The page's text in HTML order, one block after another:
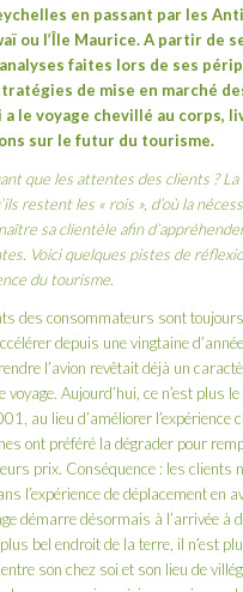
en passant par les
ou l’Île Maurice. A partir de
faites lors de ses
de mise en marché
le voyage chevillé au corps,
sur le futur du tourisme.
que les attentes des clients ? La
restent les « rois », d’où la
sa clientèle afin
Voici quelques pistes de
du tourisme.
des consommateurs sont toujours
depuis une vingtaine
l’avion revêtait déjà un
voyage. Aujourd’hui, ce n’est plus
au lieu d’améliorer l’expérience
ont préféré la dégrader pour
prix. Conséquence : les clients
l’expérience de déplacement en
démarre désormais à l’arrivée à
bel endroit de la terre, il n’est
son chez soi et son lieu de